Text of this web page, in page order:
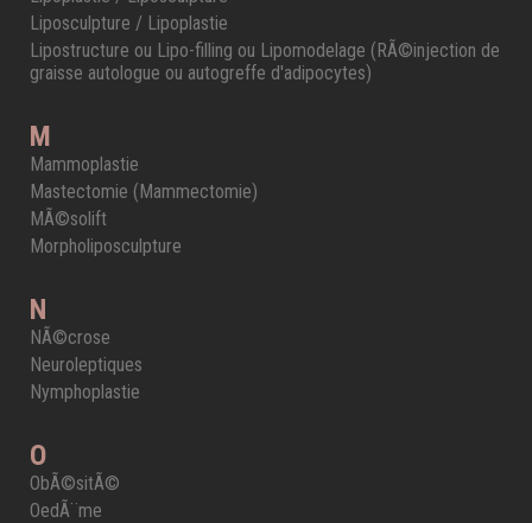
Liposculpture / Lipoplastie
Lipostructure ou Lipo-filling ou Lipomodelage (RÃ©injection de
graisse autologue ou autogreffe d'adipocytes)
M
Mammoplastie
Mastectomie (Mammectomie)
MÃ©solift
Morpholiposculpture
N
NÃ©crose
Neuroleptiques
Nymphoplastie
O
ObÃ©sitÃ©
OedÃ¨me